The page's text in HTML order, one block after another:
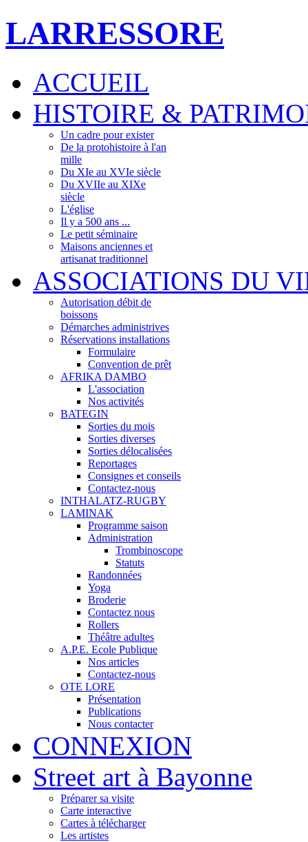
LARRESSORE
ACCUEIL
HISTOIRE &
Un cadre pour exister
De la protohistoire à l'an
mille
Du XIe au XVIe siècle
Du XVIIe au XIXe
siècle
L'église
Il y a 500 ans ...
Le petit séminaire
Maisons anciennes et
artisanat traditionnel
ASSOCIATIONS DU
Autorisation débit de
boissons
Démarches administrives
Réservations installations
Formulaire
Convention de prêt
AFRIKA DAMBO
L'association
Nos activités
BATEGIN
Sorties du mois
Sorties diverses
Sorties délocalisées
Reportages
Consignes et conseils
Contactez-nous
INTHALATZ-RUGBY
LAMINAK
Programme saison
Administration
Trombinoscope
Statuts
Randonnées
Yoga
Broderie
Contactez nous
Rollers
Théâtre adultes
A.P.E. Ecole Publique
Nos articles
Contactez-nous
OTE LORE
Présentation
Publications
Nous contacter
CONNEXION
Street art à Bayonne
Préparer sa visite
Carte interactive
Cartes à télécharger
Les artistes